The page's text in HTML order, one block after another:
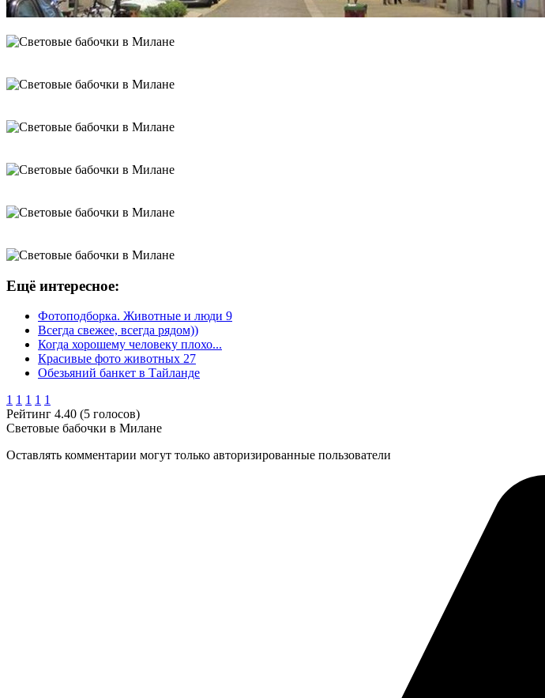
Ещё интересное:
Фотоподборка. Животные и люди 9
Всегда свежее, всегда рядом))
Когда хорошему человеку плохо...
Красивые фото животных 27
Обезьяний банкет в Тайланде
1 1 1 1 1
Рейтинг 4.40 (5 голосов)
Световые бабочки в Милане
Оставлять комментарии могут только авторизированные пользователи